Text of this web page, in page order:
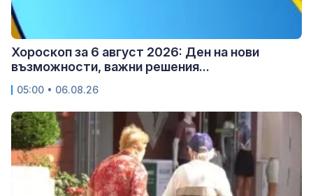
Хороскоп за 6 август 2026: Ден на нови
възможности, важни решения...
05:00 • 06.08.26